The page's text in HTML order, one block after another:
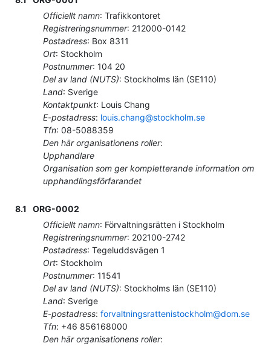
Officiellt namn: Trafikkontoret
Registreringsnummer: 212000-0142
Postadress: Box 8311
Ort: Stockholm
Postnummer: 104 20
Del av land (NUTS): Stockholms län (SE110)
Land: Sverige
Kontaktpunkt: Louis Chang
E-postadress: louis.chang@stockholm.se
Tfn: 08-5088359
Den här organisationens roller:
Upphandlare
Organisation som ger kompletterande information om
upphandlingsförfarandet
8.1
ORG-0002
Officiellt namn: Förvaltningsrätten i Stockholm
Registreringsnummer: 202100-2742
Postadress: Tegeluddsvägen 1
Ort: Stockholm
Postnummer: 11541
Del av land (NUTS): Stockholms län (SE110)
Land: Sverige
E-postadress: forvaltningsrattenistockholm@dom.se
Tfn: +46 856168000
Den här organisationens roller: